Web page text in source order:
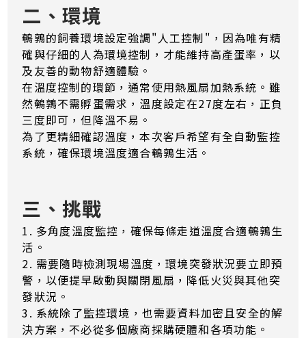
二、環境
鵪鶉的飼養環境設定強調"人工控制"，因為唯有精
確與仔細的人為環境控制，才能維持高產蛋率，以
及友善的動物舒適體驗。
在溫度控制的環節，通常使用熱風扇加熱系統。雖
然鵪鶉不需孵蛋需求，溫度設定在27度左右，正負
三度即可，但降溫不易。
為了更精細確認溫度，本次客戶希望有全自動監控
系統，確保環境溫度適合鵪鶉生活。
三、挑戰
1. 多角度溫度監控，確保每條走道溫度合適鵪鶉生
活。
2. 需要隨時檢測現場溫度，環境突發狀況要立即預
警，以便提早啟動與關閉風扇，降低火災與其他突
發狀況。
3. 系統除了監控環境，也需要資料加密且安全的解
決方案，不必從多個廠商採購硬體和各項功能。